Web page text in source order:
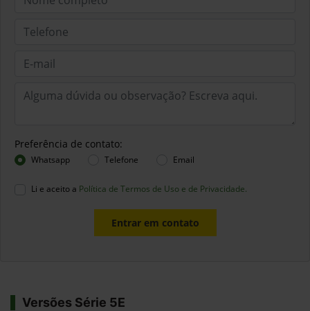
Preferência de contato:
Whatsapp Telefone Email
Li e aceito a Política de Termos de Uso e de Privacidade.
Entrar em contato
Versões Série 5E